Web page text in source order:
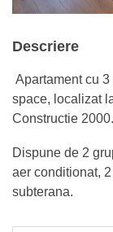
Descriere
Apartament cu
space, localizat
Constructie 2000.
Dispune de 2
aer conditionat,
subterana.